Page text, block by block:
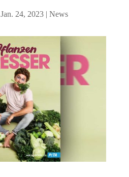
Jan. 24, 2023| News